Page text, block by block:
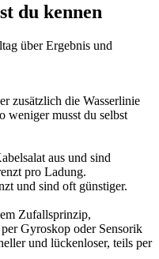
du kennen
über Ergebnis und
zusätzlich die Wasserlinie
weniger musst du selbst
aus und sind
pro Ladung.
und sind oft günstiger.
Zufallsprinzip,
Gyroskop oder Sensorik
und lückenloser, teils per